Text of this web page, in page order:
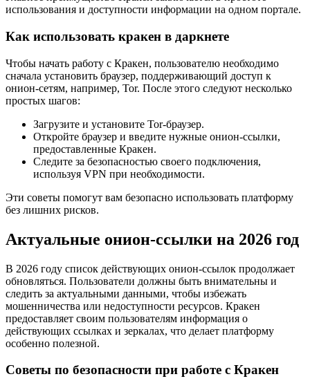
использования и доступности информации на одном портале.
Как использовать кракен в даркнете
Чтобы начать работу с Кракен, пользователю необходимо
сначала установить браузер, поддерживающий доступ к
онион-сетям, например, Tor. После этого следуют несколько
простых шагов:
Загрузите и установите Tor-браузер.
Откройте браузер и введите нужные онион-ссылки,
предоставленные Кракен.
Следите за безопасностью своего подключения,
используя VPN при необходимости.
Эти советы помогут вам безопасно использовать платформу
без лишних рисков.
Актуальные онион-ссылки на 2026 год
В 2026 году список действующих онион-ссылок продолжает
обновляться. Пользователи должны быть внимательны и
следить за актуальными данными, чтобы избежать
мошенничества или недоступности ресурсов. Кракен
предоставляет своим пользователям информация о
действующих ссылках и зеркалах, что делает платформу
особенно полезной.
Советы по безопасности при работе с Кракен